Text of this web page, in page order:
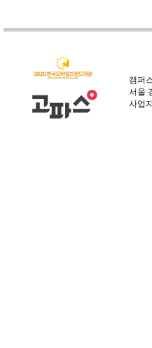
캠퍼
서울
사업